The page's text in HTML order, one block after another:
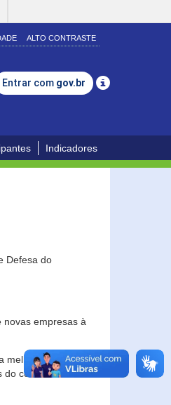
ALTO CONTRASTE
Entrar com gov.br
Indicadores
Defesa do
novas empresas à
melhoria da
do consumidor e